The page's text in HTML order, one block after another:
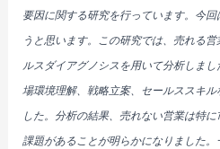
要因に関する研究を行っています。今
うと思います。この研究では、売れる
ルスダイアグノシスを用いて分析しま
場環境理解、戦略立案、セールススキ
した。分析の結果、売れない営業は特
課題があることが明らかになりました